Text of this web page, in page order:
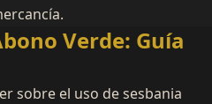
Verde: Guía
sobre el uso de sesbania